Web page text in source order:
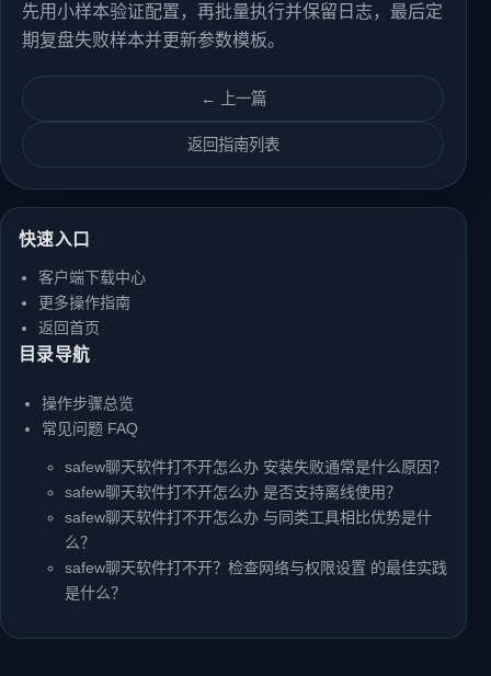
先用小样本验证配置，再批量执行并保留日志，最后定
期复盘失败样本并更新参数模板。
← 上一篇
返回指南列表
快速入口
客户端下载中心
更多操作指南
返回首页
目录导航
操作步骤总览
常见问题 FAQ
safew聊天软件打不开怎么办 安装失败通常是什么原因？
safew聊天软件打不开怎么办 是否支持离线使用？
safew聊天软件打不开怎么办 与同类工具相比优势是什
么？
safew聊天软件打不开？检查网络与权限设置 的最佳实践
是什么？